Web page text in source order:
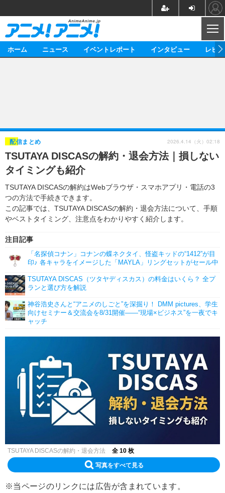
ゲーム グッズ
イベント
海外イベント ビジネス
俳優・タレント アーティスト
ビジネス
アニメ 実写
書評
ゲーム
動画
アニメ！アニメ！TV
ホーム ニュース イベントレポート インタビュー レビ
TSUTAYA DISCASの解約・退会方法｜損しない
タイミングも紹介
TSUTAYA DISCASの解約はWebブラウザ・スマホアプリ・電話の3
つの方法で手続きできます。
この記事では、TSUTAYA DISCASの解約・退会方法について、手順
やベストタイミング、注意点をわかりやすく紹介します。
配信まとめ
注目記事
「名探偵コナン」コナンの蝶ネクタイ、怪盗キッドの“1412”が目
印♪ 各キャラをイメージした「MAYLA」リングセットがセール中
TSUTAYA DISCAS（ツタヤディスカス）の料金はいくら？ 全プ
ランと選び方を解説
神谷浩史さんと“アニメのしごと”を深掘り！ DMM pictures、学生
向けセミナー＆交流会を8/31開催――“現場×ビジネス”を一夜でキ
ャッチ
2026.4.14（火）02:18
TSUTAYA DISCASの解約・退会方法 全 10 枚
写真をすべて見る
※当ページのリンクには広告が含まれています。